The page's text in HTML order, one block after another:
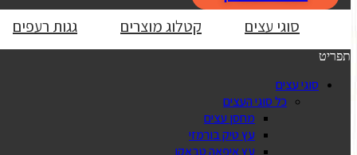
סוגי עצים קטלוג מוצרים גגות רעפים
תפריט
סוגי עצים
כל סוגי העצים
מחסן עצים
עץ טיק בורמזי
עץ איפאה טבאקו